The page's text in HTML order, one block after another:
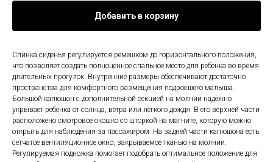
Добавить в корзину
Спинка сиденья регулируется ремешком до горизонтального положения,
что позволяет создать полноценное спальное место для ребёнка во время
длительных прогулок. Внутренние размеры обеспечивают достаточно
пространства для комфортного размещения подросшего малыша.
Большой капюшон с дополнительной секцией на молнии надёжно
укрывает ребёнка от солнца, ветра или лёгкого дождя. В его верхней части
расположено смотровое окошко со шторкой на магните, которую можно
открыть для наблюдения за пассажиром. На задней части капюшона есть
сетчатое вентиляционное окно, закрываемое тканью на молнии.
Регулируемая подножка помогает подобрать оптимальное положение для